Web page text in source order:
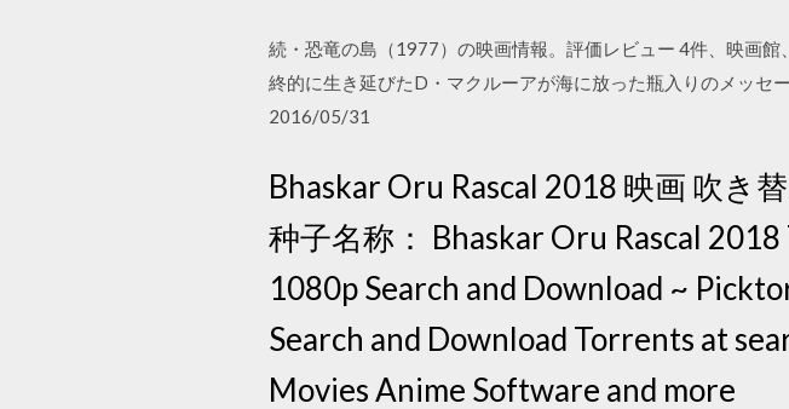
続・恐竜の島（1977）の映画情報。評価レビュー 4件、映画
終的に生き延びたD・マクルーアが海に放った瓶入りのメッセ
2016/05/31
Bhaskar Oru Rascal 2018 映画 吹き
种子名称： Bhaskar Oru Rascal
1080p Search and Download ~
Search and Download Torrents at
Movies Anime Software and more